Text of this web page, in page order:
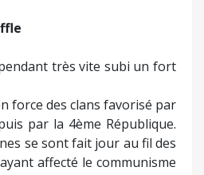
très vite subi un fort
force des clans favorisé par
par la 4ème République.
se sont fait jour au fil des
affecté le communisme